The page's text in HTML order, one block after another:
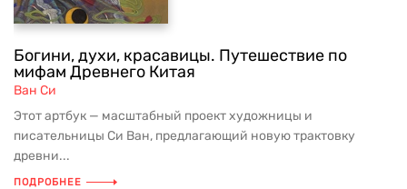
Богини, духи, красавицы. Путешествие по
мифам Древнего Китая
Ван Си
Этот артбук — масштабный проект художницы и
писательницы Си Ван, предлагающий новую трактовку
древни...
ПОДРОБНЕЕ